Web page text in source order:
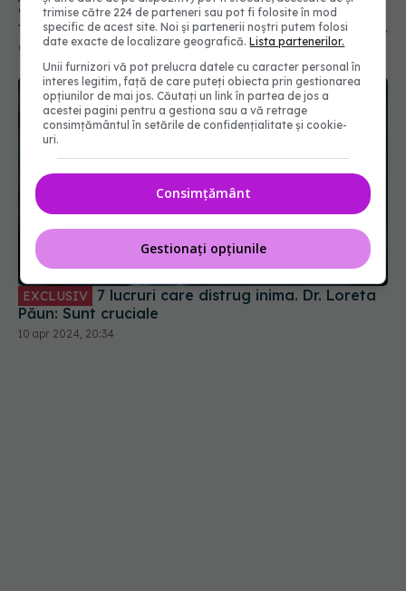
cauză de deces în România. Dr. Loreta Păun: La
fiecare 30 de minute un român moare de infarct.
Suntem pe locuri fruntașe, dar într-un sens
negativ
09 apr 2024, 17:21
EXCLUSIV
Păun: Sunt cruciale
10 apr 2024, 20:34
trimise către 224 de parteneri sau pot fi folosite în mod
specific de acest site. Noi și partenerii noștri putem folosi
date exacte de localizare geografică.Lista partenerilor.
Unii furnizori vă pot prelucra datele cu caracter personal în
interes legitim, față de care puteți obiecta prin gestionarea
opțiunilor de mai jos. Căutați un link în partea de jos a
acestei pagini pentru a gestiona sau a vă retrage
consimțământul în setările de confidențialitate și cookie-
uri.
Consimțământ
Gestionați opțiunile